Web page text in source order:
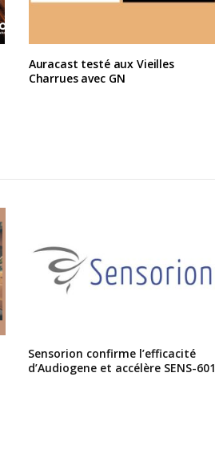
Auracast testé aux Vieilles
Charrues avec GN
Sensorion confirme l’efficacité
d’Audiogene et accélère SENS-601